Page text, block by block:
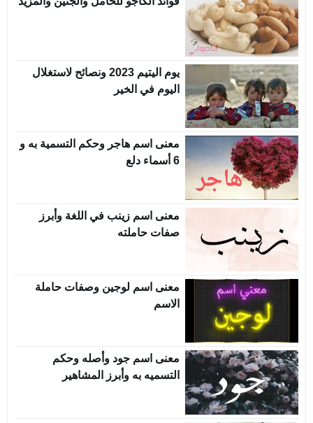
يوم اليتيم 2023 ونصائح لاستغلال
اليوم في الخير
معنى اسم هاجر وحكم التسمية به و
6 أسماء دلع
معنى اسم زينب في اللغة وأبرز
صفات حاملته
معنى اسم لوجين وصفات حاملة
الاسم
معنى اسم جود وأصله وحكم
التسميه به وأبرز المشاهير